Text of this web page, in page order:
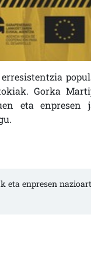
Gorka
eta enpresen
eta enpresen